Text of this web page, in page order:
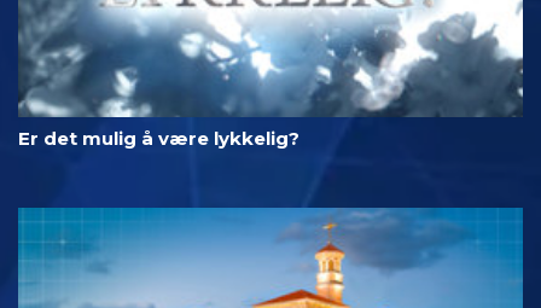
Er det mulig å være lykkelig?